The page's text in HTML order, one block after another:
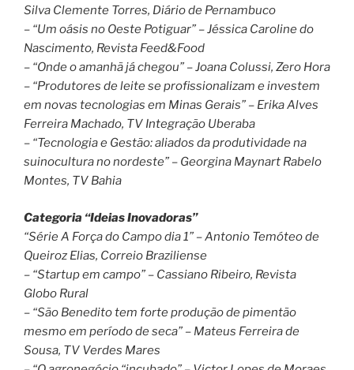
Silva Clemente Torres, Diário de Pernambuco
– “Um oásis no Oeste Potiguar” – Jéssica Caroline do
Nascimento, Revista Feed&Food
– “Onde o amanhã já chegou” – Joana Colussi, Zero Hora
– “Produtores de leite se profissionalizam e investem
em novas tecnologias em Minas Gerais” – Erika Alves
Ferreira Machado, TV Integração Uberaba
– “Tecnologia e Gestão: aliados da produtividade na
suinocultura no nordeste” – Georgina Maynart Rabelo
Montes, TV Bahia
Categoria “Ideias Inovadoras”
“Série A Força do Campo dia 1” – Antonio Temóteo de
Queiroz Elias, Correio Braziliense
– “Startup em campo” – Cassiano Ribeiro, Revista
Globo Rural
– “São Benedito tem forte produção de pimentão
mesmo em período de seca” – Mateus Ferreira de
Sousa, TV Verdes Mares